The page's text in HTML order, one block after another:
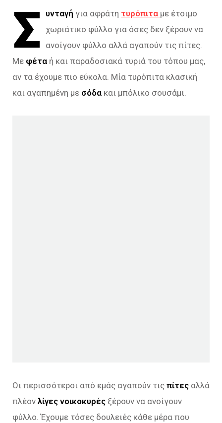
Σ υνταγή για αφράτη τυρόπιτα με έτοιμο
χωριάτικο φύλλο για όσες δεν ξέρουν να
ανοίγουν φύλλο αλλά αγαπούν τις πίτες.
Με φέτα ή και παραδοσιακά τυριά του τόπου μας,
αν τα έχουμε πιο εύκολα. Μία τυρόπιτα κλασική
και αγαπημένη με σόδα και μπόλικο σουσάμι.
Οι περισσότεροι από εμάς αγαπούν τις πίτες αλλά
πλέον λίγες νοικοκυρές ξέρουν να ανοίγουν
φύλλο. Έχουμε τόσες δουλειές κάθε μέρα που